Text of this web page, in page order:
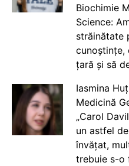
Biochimie
Science:
străinătate
cunoștințe,
țară și să
Iasmina
Medicină
„Carol
un astfel
învățat,
trebuie s-o